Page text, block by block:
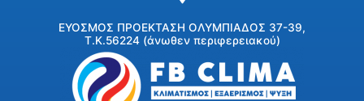
ΕΥΟΣΜΟΣ ΠΡΟΕΚΤΑΣΗ ΟΛΥΜΠΙΑΔΟΣ 37-39,
Τ.Κ.56224 (άνωθεν περιφερειακού)